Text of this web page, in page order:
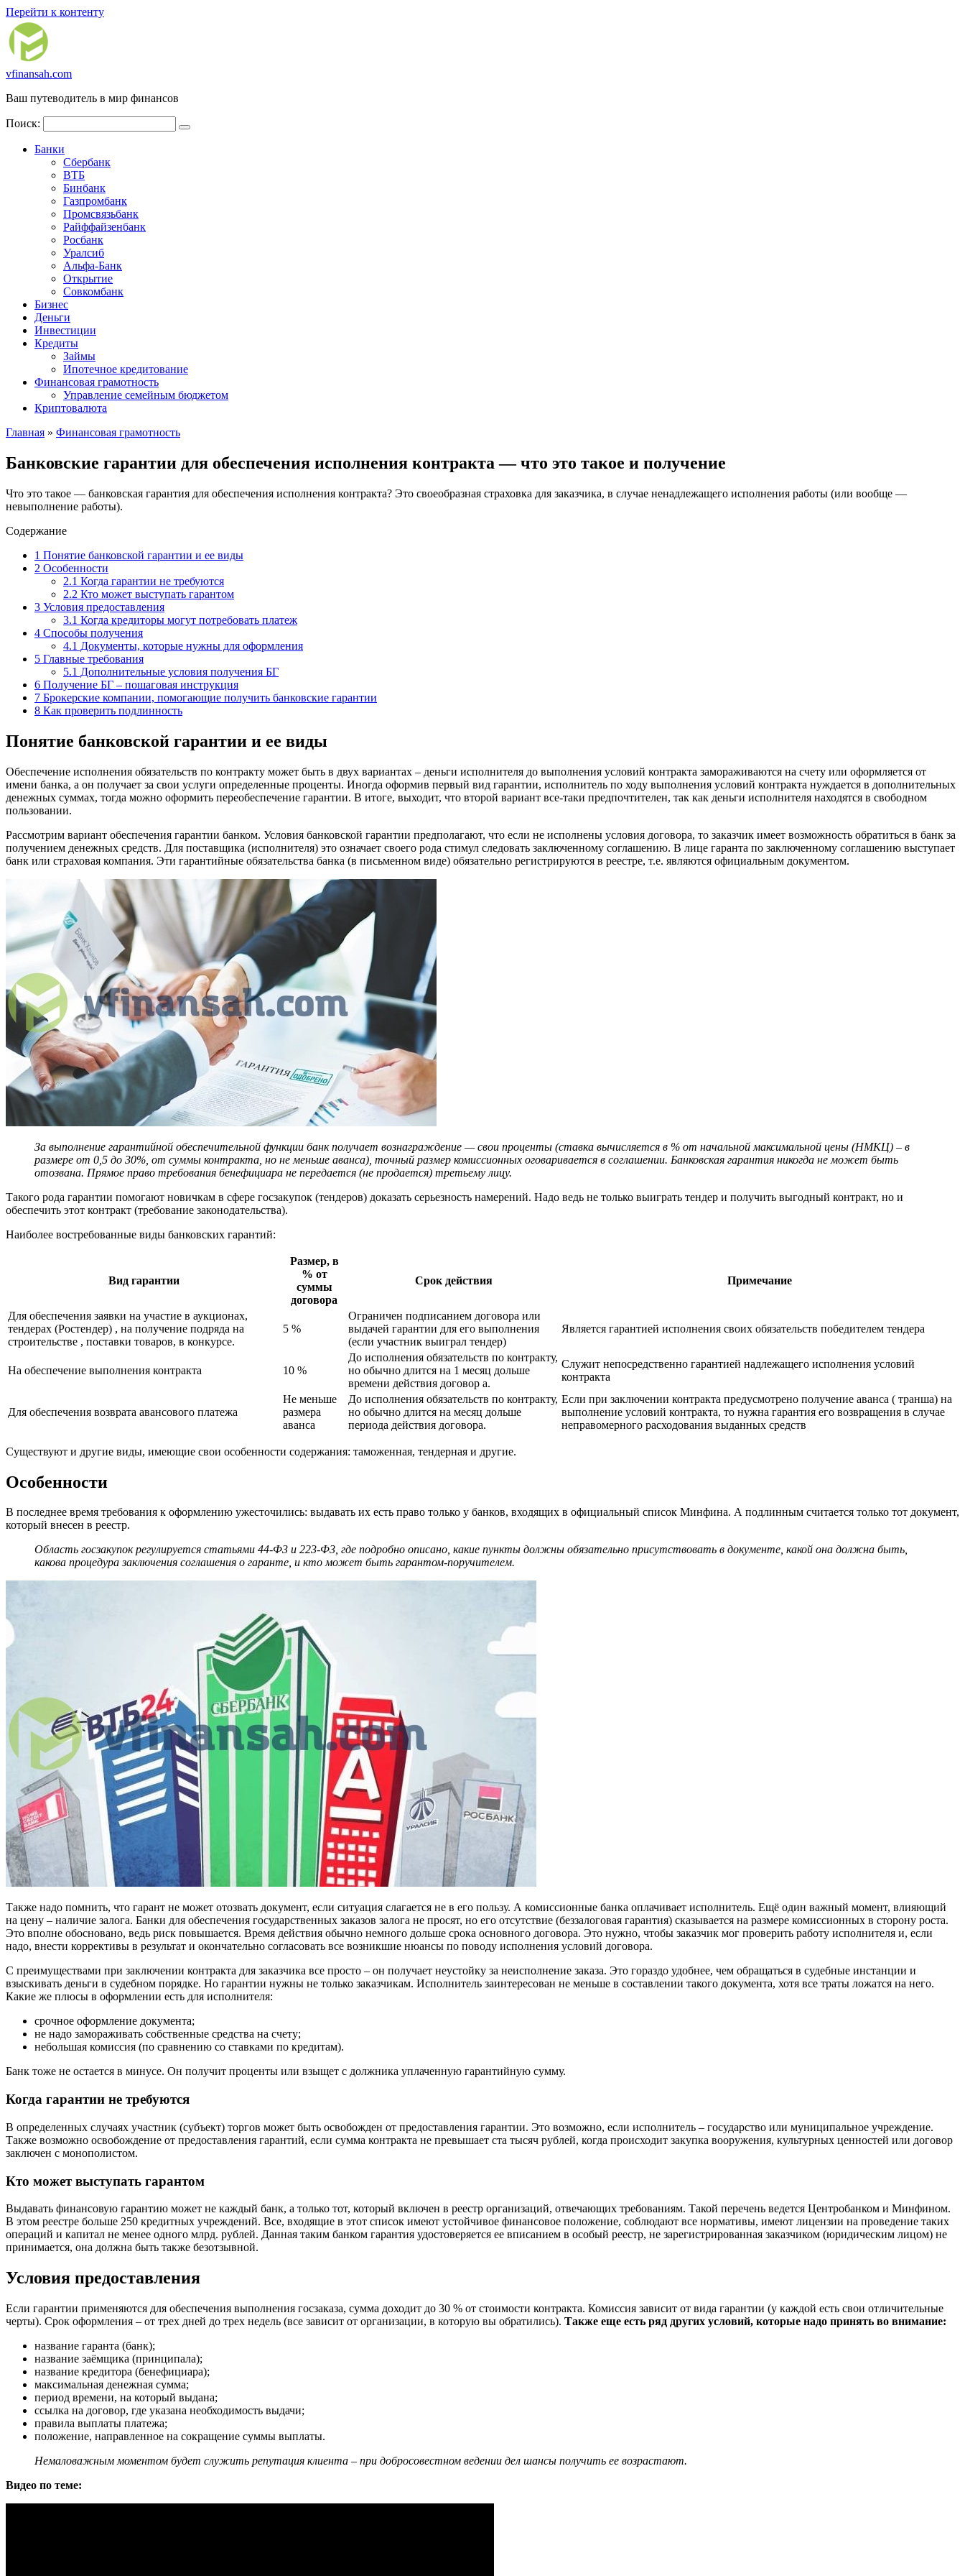
Перейти к контенту
vfinansah.com
Ваш путеводитель в мир финансов
Поиск:
Банки
Сбербанк
ВТБ
Бинбанк
Газпромбанк
Промсвязьбанк
Райффайзенбанк
Росбанк
Уралсиб
Альфа-Банк
Открытие
Совкомбанк
Бизнес
Деньги
Инвестиции
Кредиты
Займы
Ипотечное кредитование
Финансовая грамотность
Управление семейным бюджетом
Криптовалюта
Главная » Финансовая грамотность
Банковские гарантии для обеспечения исполнения контракта — что это такое и получение
Что это такое — банковская гарантия для обеспечения исполнения контракта? Это своеобразная страховка для заказчика, в случае ненадлежащего исполнения работы (или вообще —
невыполнение работы).
Содержание
1 Понятие банковской гарантии и ее виды
2 Особенности
2.1 Когда гарантии не требуются
2.2 Кто может выступать гарантом
3 Условия предоставления
3.1 Когда кредиторы могут потребовать платеж
4 Способы получения
4.1 Документы, которые нужны для оформления
5 Главные требования
5.1 Дополнительные условия получения БГ
6 Получение БГ – пошаговая инструкция
7 Брокерские компании, помогающие получить банковские гарантии
8 Как проверить подлинность
Понятие банковской гарантии и ее виды
Обеспечение исполнения обязательств по контракту может быть в двух вариантах – деньги исполнителя до выполнения условий контракта замораживаются на счету или оформляется от
имени банка, а он получает за свои услуги определенные проценты. Иногда оформив первый вид гарантии, исполнитель по ходу выполнения условий контракта нуждается в дополнительных
денежных суммах, тогда можно оформить переобеспечение гарантии. В итоге, выходит, что второй вариант все-таки предпочтителен, так как деньги исполнителя находятся в свободном
пользовании.
Рассмотрим вариант обеспечения гарантии банком. Условия банковской гарантии предполагают, что если не исполнены условия договора, то заказчик имеет возможность обратиться в банк за
получением денежных средств. Для поставщика (исполнителя) это означает своего рода стимул следовать заключенному соглашению. В лице гаранта по заключенному соглашению выступает
банк или страховая компания. Эти гарантийные обязательства банка (в письменном виде) обязательно регистрируются в реестре, т.е. являются официальным документом.
За выполнение гарантийной обеспечительной функции банк получает вознаграждение — свои проценты (ставка вычисляется в % от начальной максимальной цены (НМКЦ) – в
размере от 0,5 до 30%, от суммы контракта, но не меньше аванса), точный размер комиссионных оговаривается в соглашении. Банковская гарантия никогда не может быть
отозвана. Прямое право требования бенефициара не передается (не продается) третьему лицу.
Такого рода гарантии помогают новичкам в сфере госзакупок (тендеров) доказать серьезность намерений. Надо ведь не только выиграть тендер и получить выгодный контракт, но и
обеспечить этот контракт (требование законодательства).
Наиболее востребованные виды банковских гарантий:
Вид гарантии
Размер, в
% от
суммы
договора
Срок действия Примечание
Для обеспечения заявки на участие в аукционах,
тендерах (Ростендер) , на получение подряда на
строительстве , поставки товаров, в конкурсе.
5 %
Ограничен подписанием договора или
выдачей гарантии для его выполнения
(если участник выиграл тендер)
Является гарантией исполнения своих обязательств победителем тендера
На обеспечение выполнения контракта 10 %
До исполнения обязательств по контракту,
но обычно длится на 1 месяц дольше
времени действия договор а.
Служит непосредственно гарантией надлежащего исполнения условий
контракта
Для обеспечения возврата авансового платежа
Не меньше
размера
аванса
До исполнения обязательств по контракту,
но обычно длится на месяц дольше
периода действия договора.
Если при заключении контракта предусмотрено получение аванса ( транша) на
выполнение условий контракта, то нужна гарантия его возвращения в случае
неправомерного расходования выданных средств
Существуют и другие виды, имеющие свои особенности содержания: таможенная, тендерная и другие.
Особенности
В последнее время требования к оформлению ужесточились: выдавать их есть право только у банков, входящих в официальный список Минфина. А подлинным считается только тот документ,
который внесен в реестр.
Область госзакупок регулируется статьями 44-Ф3 и 223-Ф3, где подробно описано, какие пункты должны обязательно присутствовать в документе, какой она должна быть,
какова процедура заключения соглашения о гаранте, и кто может быть гарантом-поручителем.
Также надо помнить, что гарант не может отозвать документ, если ситуация слагается не в его пользу. А комиссионные банка оплачивает исполнитель. Ещё один важный момент, влияющий
на цену – наличие залога. Банки для обеспечения государственных заказов залога не просят, но его отсутствие (беззалоговая гарантия) сказывается на размере комиссионных в сторону роста.
Это вполне обосновано, ведь риск повышается. Время действия обычно немного дольше срока основного договора. Это нужно, чтобы заказчик мог проверить работу исполнителя и, если
надо, внести коррективы в результат и окончательно согласовать все возникшие нюансы по поводу исполнения условий договора.
С преимуществами при заключении контракта для заказчика все просто – он получает неустойку за неисполнение заказа. Это гораздо удобнее, чем обращаться в судебные инстанции и
взыскивать деньги в судебном порядке. Но гарантии нужны не только заказчикам. Исполнитель заинтересован не меньше в составлении такого документа, хотя все траты ложатся на него.
Какие же плюсы в оформлении есть для исполнителя:
срочное оформление документа;
не надо замораживать собственные средства на счету;
небольшая комиссия (по сравнению со ставками по кредитам).
Банк тоже не остается в минусе. Он получит проценты или взыщет с должника уплаченную гарантийную сумму.
Когда гарантии не требуются
В определенных случаях участник (субъект) торгов может быть освобожден от предоставления гарантии. Это возможно, если исполнитель – государство или муниципальное учреждение.
Также возможно освобождение от предоставления гарантий, если сумма контракта не превышает ста тысяч рублей, когда происходит закупка вооружения, культурных ценностей или договор
заключен с монополистом.
Кто может выступать гарантом
Выдавать финансовую гарантию может не каждый банк, а только тот, который включен в реестр организаций, отвечающих требованиям. Такой перечень ведется Центробанком и Минфином.
В этом реестре больше 250 кредитных учреждений. Все, входящие в этот список имеют устойчивое финансовое положение, соблюдают все нормативы, имеют лицензии на проведение таких
операций и капитал не менее одного млрд. рублей. Данная таким банком гарантия удостоверяется ее вписанием в особый реестр, не зарегистрированная заказчиком (юридическим лицом) не
принимается, она должна быть также безотзывной.
Условия предоставления
Если гарантии применяются для обеспечения выполнения госзаказа, сумма доходит до 30 % от стоимости контракта. Комиссия зависит от вида гарантии (у каждой есть свои отличительные
черты). Срок оформления – от трех дней до трех недель (все зависит от организации, в которую вы обратились). Также еще есть ряд других условий, которые надо принять во внимание:
название гаранта (банк);
название заёмщика (принципала);
название кредитора (бенефициара);
максимальная денежная сумма;
период времени, на который выдана;
ссылка на договор, где указана необходимость выдачи;
правила выплаты платежа;
положение, направленное на сокращение суммы выплаты.
Немаловажным моментом будет служить репутация клиента – при добросовестном ведении дел шансы получить ее возрастают.
Видео по теме: